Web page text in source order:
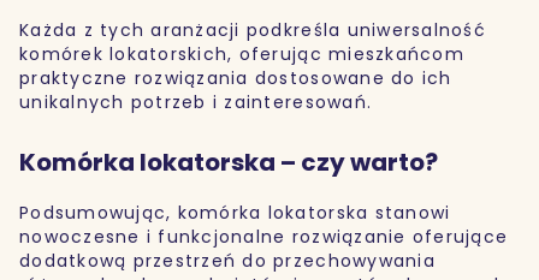
Każda z tych aranżacji podkreśla uniwersalność
komórek lokatorskich, oferując mieszkańcom
praktyczne rozwiązania dostosowane do ich
unikalnych potrzeb i zainteresowań.
Komórka lokatorska – czy warto?
Podsumowując, komórka lokatorska stanowi
nowoczesne i funkcjonalne rozwiązanie oferujące
dodatkową przestrzeń do przechowywania